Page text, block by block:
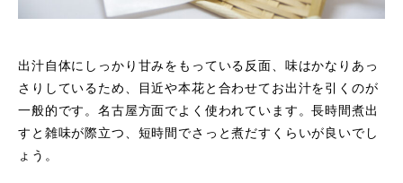
出汁自体にしっかり甘みをもっている反面、味はかなりあっ
さりしているため、目近や本花と合わせてお出汁を引くのが
一般的です。名古屋方面でよく使われています。長時間煮出
すと雑味が際立つ、短時間でさっと煮だすくらいが良いでし
ょう。